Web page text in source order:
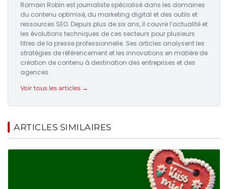
Romain Robin est journaliste spécialisé dans les domaines
du contenu optimisé, du marketing digital et des outils et
ressources SEO. Depuis plus de six ans, il couvre l’actualité et
les évolutions techniques de ces secteurs pour plusieurs
titres de la presse professionnelle. Ses articles analysent les
stratégies de référencement et les innovations en matière de
création de contenu à destination des entreprises et des
agences.
Voir tous les articles →
ARTICLES SIMILAIRES